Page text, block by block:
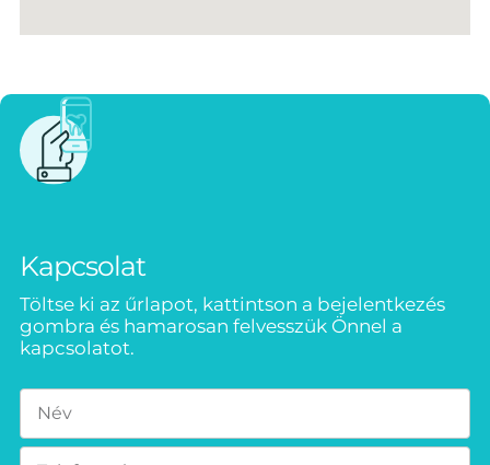
Kapcsolat
Töltse ki az űrlapot, kattintson a bejelentkezés
gombra és hamarosan felvesszük Önnel a
kapcsolatot.